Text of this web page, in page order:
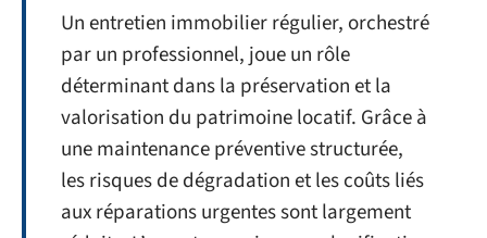
Un entretien immobilier régulier, orchestré
par un professionnel, joue un rôle
déterminant dans la préservation et la
valorisation du patrimoine locatif. Grâce à
une maintenance préventive structurée,
les risques de dégradation et les coûts liés
aux réparations urgentes sont largement